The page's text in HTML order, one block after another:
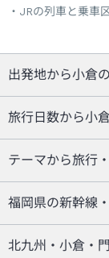
JRの列車と乗車
出発地から小倉
旅行日数から小
テーマから旅行
福岡県の新幹線
北九州・小倉・